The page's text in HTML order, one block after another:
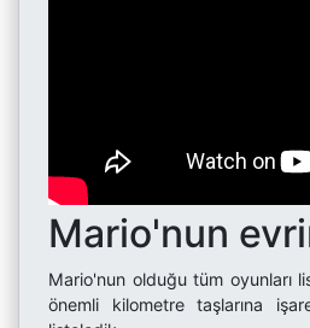
Mario'nun
Mario'nun olduğu tüm oyunları
önemli kilometre taşlarına